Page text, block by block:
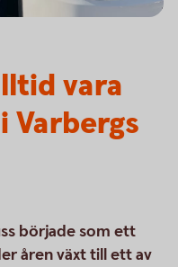
vara
Varbergs
började som ett
åren växt till ett av